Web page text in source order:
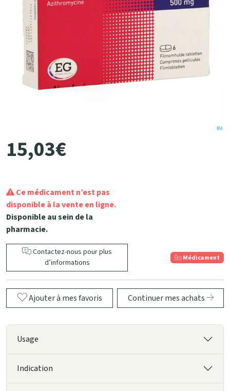
15,03€
Ce médicament n’est pas
disponible à la vente en ligne.
Disponible au sein de la
pharmacie.
Contactez-nous pour plus
d’informations
Médicament
Ajouter à mes favoris Continuer mes achats
Usage
Indication